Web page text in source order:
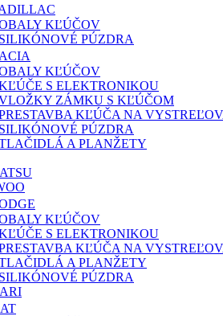
KĽÚČOV
SILIKÓNOVÉ PÚZDRA
KĽÚČOV
S ELEKTRONIKOU
ZÁMKU S KĽÚČOM
KĽÚČA NA
SILIKÓNOVÉ PÚZDRA
A PLANŽETY
KĽÚČOV
S ELEKTRONIKOU
KĽÚČA NA
A PLANŽETY
SILIKÓNOVÉ PÚZDRA